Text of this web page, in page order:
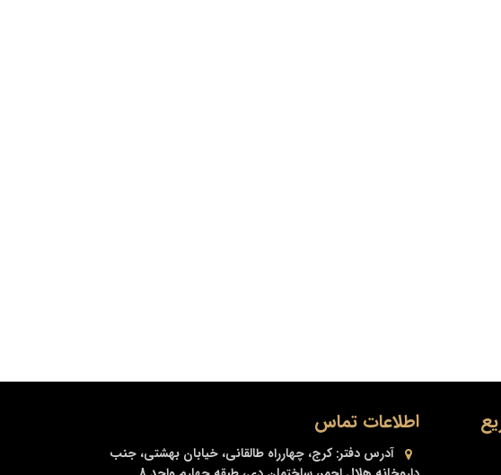
اطلاعات تماس
آدرس دفتر: کرج، چهارراه طالقانی، خیابان بهشتی، جنب